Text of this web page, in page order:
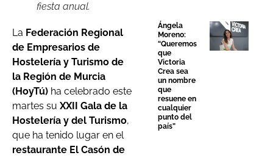
fiesta anual.
La Federación Regional
de Empresarios de
Hostelería y Turismo de
la Región de Murcia
(HoyTú) ha celebrado este
martes su XXII Gala de la
Hostelería y del Turismo,
que ha tenido lugar en el
restaurante El Casón de
Ángela
Moreno:
“Queremos
que
Victoria
Crea sea
un nombre
que
resuene en
cualquier
punto del
país”